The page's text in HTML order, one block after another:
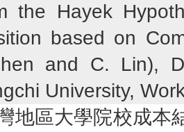
the Hayek
based on
and C. Lin),
University,
灣地區大學院校成